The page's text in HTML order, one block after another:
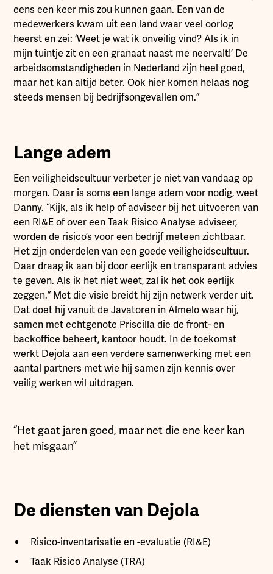
eens een keer mis zou kunnen gaan. Een van de
medewerkers kwam uit een land waar veel oorlog
heerst en zei: ‘Weet je wat ik onveilig vind? Als ik in
mijn tuintje zit en een granaat naast me neervalt!’ De
arbeidsomstandigheden in Nederland zijn heel goed,
maar het kan altijd beter. Ook hier komen helaas nog
steeds mensen bij bedrijfsongevallen om.”
Lange adem
Een veiligheidscultuur verbeter je niet van vandaag op
morgen. Daar is soms een lange adem voor nodig, weet
Danny. “Kijk, als ik help of adviseer bij het uitvoeren van
een RI&E of over een Taak Risico Analyse adviseer,
worden de risico’s voor een bedrijf meteen zichtbaar.
Het zijn onderdelen van een goede veiligheidscultuur.
Daar draag ik aan bij door eerlijk en transparant advies
te geven. Als ik het niet weet, zal ik het ook eerlijk
zeggen.” Met die visie breidt hij zijn netwerk verder uit.
Dat doet hij vanuit de Javatoren in Almelo waar hij,
samen met echtgenote Priscilla die de front- en
backoffice beheert, kantoor houdt. In de toekomst
werkt Dejola aan een verdere samenwerking met een
aantal partners met wie hij samen zijn kennis over
veilig werken wil uitdragen.
“Het gaat jaren goed, maar net die ene keer kan
het misgaan”
De diensten van Dejola
Risico-inventarisatie en -evaluatie (RI&E)
Taak Risico Analyse (TRA)